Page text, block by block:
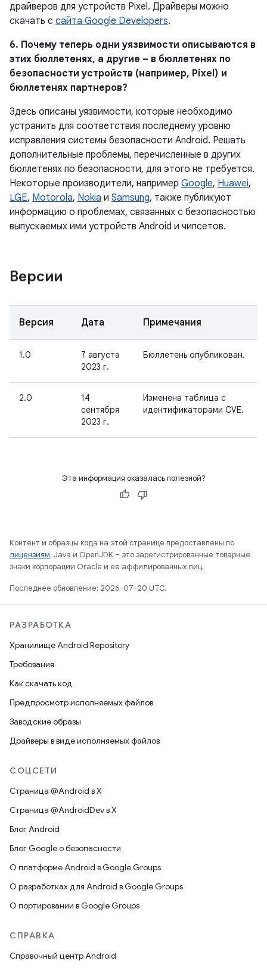
драйверов для устройств Pixel. Драйверы можно
скачать с сайта Google Developers.
6. Почему теперь одни уязвимости описываются в
этих бюллетенях, а другие – в бюллетенях по
безопасности устройств (например, Pixel) и
бюллетенях партнеров?
Здесь описаны уязвимости, которые необходимо
устранить для соответствия последнему уровню
исправления системы безопасности Android. Решать
дополнительные проблемы, перечисленные в других
бюллетенях по безопасности, для этого не требуется.
Некоторые производители, например Google, Huawei,
LGE, Motorola, Nokia и Samsung, также публикуют
информацию о проблемах, связанных с безопасностью
выпускаемых ими устройств Android и чипсетов.
Версии
Версия Дата Примечания
1.0
7 августа
2023 г.
Бюллетень опубликован.
2.0
14
сентября
2023 г.
Изменена таблица с
идентификаторами CVE.
Эта информация оказалась полезной?
Контент и образцы кода на этой странице предоставлены по
лицензиям. Java и OpenJDK – это зарегистрированные товарные
знаки корпорации Oracle и ее аффилированных лиц.
Последнее обновление: 2026-07-20 UTC.
РАЗРАБОТКА
Хранилище Android Repository
Требования
Как скачать код
Предпросмотр исполняемых файлов
Заводские образы
Драйверы в виде исполняемых файлов
СОЦСЕТИ
Страница @Android в X
Страница @AndroidDev в X
Блог Android
Блог Google о безопасности
О платформе Android в Google Groups
О разработках для Android в Google Groups
О портировании в Google Groups
СПРАВКА
Справочный центр Android